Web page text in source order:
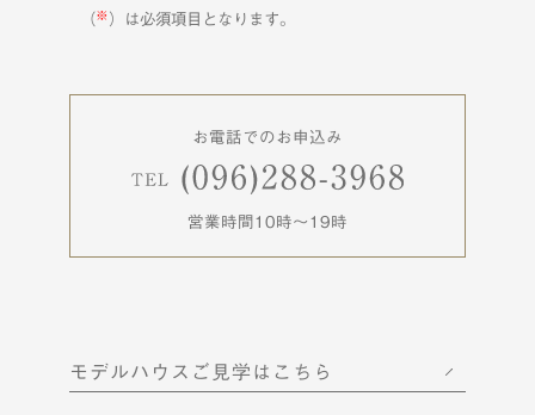
（ ※ ）は必須項目となります。
お電話でのお申込み
営業時間10時〜19時
モデルハウスご見学はこちら